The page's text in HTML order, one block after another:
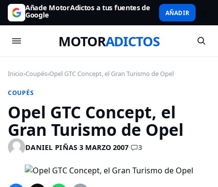
Añade MotorAdictos a tus fuentes de
Google AÑADIR
MOTORADICTOS
Inicio›Coupés›Opel GTC Concept, el Gran Turismo de Opel
COUPÉS
Opel GTC Concept, el
Gran Turismo de Opel
DANIEL PIÑAS·3 MARZO 2007· 3